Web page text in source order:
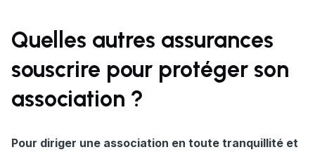
Quelles autres assurances
souscrire pour protéger son
association ?
Pour diriger une association en toute tranquillité et